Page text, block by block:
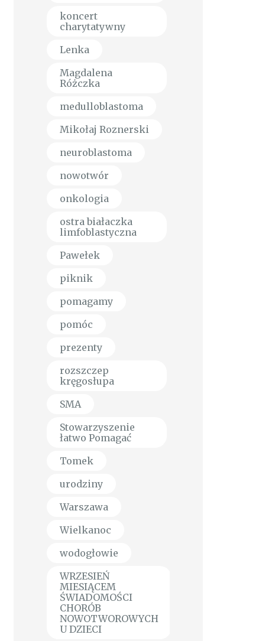
koncert
charytatywny
Lenka
Magdalena
Różczka
medulloblastoma
Mikołaj Roznerski
neuroblastoma
nowotwór
onkologia
ostra białaczka
limfoblastyczna
Pawełek
piknik
pomagamy
pomóc
prezenty
rozszczep
kręgosłupa
SMA
Stowarzyszenie
łatwo Pomagać
Tomek
urodziny
Warszawa
Wielkanoc
wodogłowie
WRZESIEŃ
MIESIĄCEM
ŚWIADOMOŚCI
CHORÓB
NOWOTWOROWYCH
U DZIECI